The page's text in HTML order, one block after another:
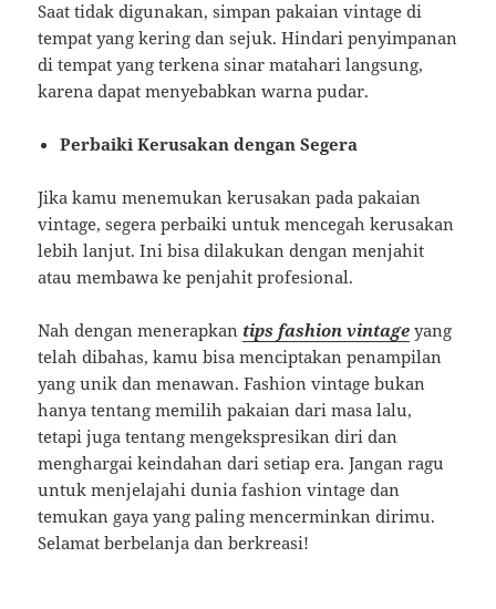
Saat tidak digunakan, simpan pakaian vintage di
tempat yang kering dan sejuk. Hindari penyimpanan
di tempat yang terkena sinar matahari langsung,
karena dapat menyebabkan warna pudar.
Perbaiki Kerusakan dengan Segera
Jika kamu menemukan kerusakan pada pakaian
vintage, segera perbaiki untuk mencegah kerusakan
lebih lanjut. Ini bisa dilakukan dengan menjahit
atau membawa ke penjahit profesional.
Nah dengan menerapkan tips fashion vintage yang
telah dibahas, kamu bisa menciptakan penampilan
yang unik dan menawan. Fashion vintage bukan
hanya tentang memilih pakaian dari masa lalu,
tetapi juga tentang mengekspresikan diri dan
menghargai keindahan dari setiap era. Jangan ragu
untuk menjelajahi dunia fashion vintage dan
temukan gaya yang paling mencerminkan dirimu.
Selamat berbelanja dan berkreasi!